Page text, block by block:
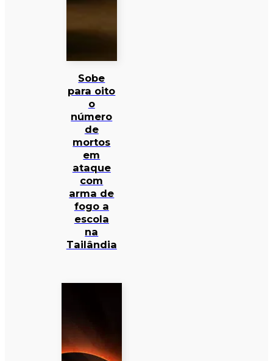
Sobe
para oito
o
número
de
mortos
em
ataque
com
arma de
fogo a
escola
na
Tailândia